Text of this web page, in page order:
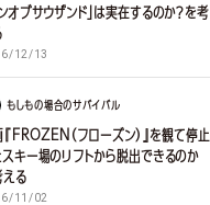
ンオブサウザンド」は実在するのか？を考
12/13
もしもの場合のサバイバル
『FROZEN（フローズン）』を観て停止
スキー場のリフトから脱出できるのか
える
11/02